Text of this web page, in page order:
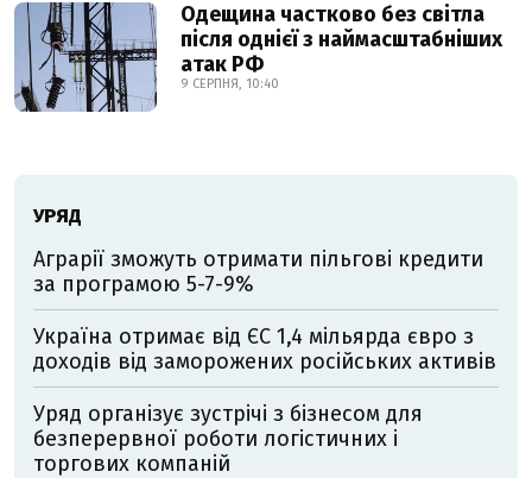
Одещина частково без світла
після однієї з наймасштабніших
атак РФ
9 СЕРПНЯ, 10:40
УРЯД
Аграрії зможуть отримати пільгові кредити
за програмою 5-7-9%
Україна отримає від ЄС 1,4 мільярда євро з
доходів від заморожених російських активів
Уряд організує зустрічі з бізнесом для
безперервної роботи логістичних і
торгових компаній